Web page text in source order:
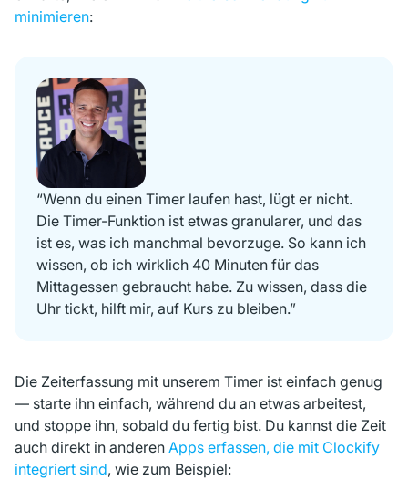
minimieren:
“Wenn du einen Timer laufen hast, lügt er nicht.
Die Timer-Funktion ist etwas granularer, und das
ist es, was ich manchmal bevorzuge. So kann ich
wissen, ob ich wirklich 40 Minuten für das
Mittagessen gebraucht habe. Zu wissen, dass die
Uhr tickt, hilft mir, auf Kurs zu bleiben.”
Die Zeiterfassung mit unserem Timer ist einfach genug
— starte ihn einfach, während du an etwas arbeitest,
und stoppe ihn, sobald du fertig bist. Du kannst die Zeit
auch direkt in anderen Apps erfassen, die mit Clockify
integriert sind, wie zum Beispiel: